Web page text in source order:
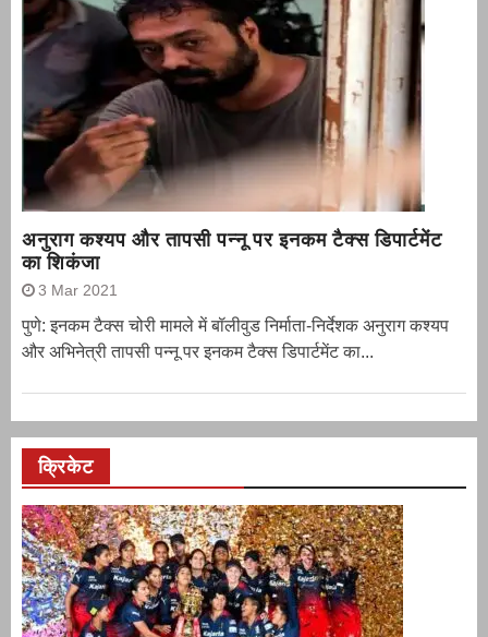
अनुराग कश्यप और तापसी पन्नू पर इनकम टैक्स डिपार्टमेंट
का शिकंजा
3 Mar 2021
पुणे: इनकम टैक्स चोरी मामले में बॉलीवुड निर्माता-निर्देशक अनुराग कश्यप
और अभिनेत्री तापसी पन्नू पर इनकम टैक्स डिपार्टमेंट का...
क्रिकेट